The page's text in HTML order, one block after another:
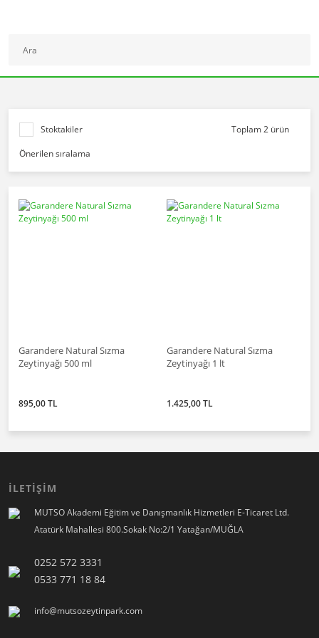
Stoktakiler Toplam 2 ürün
Garandere Natural Sızma
Zeytinyağı 500 ml
895,00 TL
Garandere Natural Sızma
Zeytinyağı 1 lt
1.425,00 TL
İLETİŞİM
MUTSO Akademi Eğitim ve Danışmanlık Hizmetleri E-Ticaret Ltd.
Atatürk Mahallesi 800.Sokak No:2/1 Yatağan/MUĞLA
0252 572 3331
0533 771 18 84
info@mutsozeytinpark.com